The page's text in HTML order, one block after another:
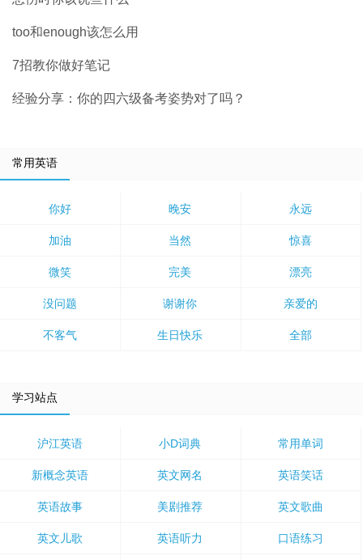
too和enough该怎么用
7招教你做好笔记
经验分享：你的四六级备考姿势对了吗？
常用英语
你好 晚安 永远
加油 当然 惊喜
微笑 完美 漂亮
没问题 谢谢你 亲爱的
不客气 生日快乐 全部
学习站点
沪江英语 小D词典 常用单词
新概念英语 英文网名 英语笑话
英语故事 美剧推荐 英文歌曲
英文儿歌 英语听力 口语练习